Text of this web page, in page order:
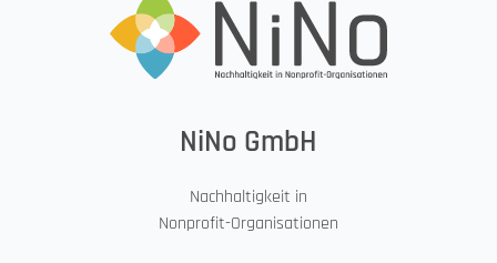
NiNo GmbH
Nachhaltigkeit in
Nonprofit-Organisationen